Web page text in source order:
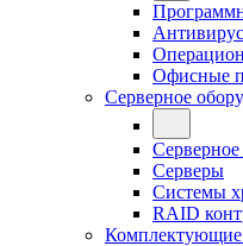
Офисные
Серверное
Серверы
Системы
RAID
Комплектующие